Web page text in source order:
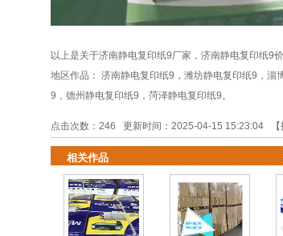
以上是关于济南静电复印纸9厂家，济南静电复印纸9
地区作品： 济南静电复印纸9 ， 潍坊静电复印纸9 ， 淄
9 ， 德州静电复印纸9 ， 菏泽静电复印纸9。
点击次数： 246 更新时间：2025-04-15 15:23:04 【
相关作品